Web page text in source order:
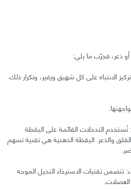
ذعر، فجرّب ما يلي:
الانتباه على كل شهيق وزفير، وتكرار ذلك
التدخلات القائمة على اليقظة
والذعر. اليقظة الذهنية هي تقنية تسهم
تتضمن تقنيات الاسترخاء التخيل الموجه
العضلات.